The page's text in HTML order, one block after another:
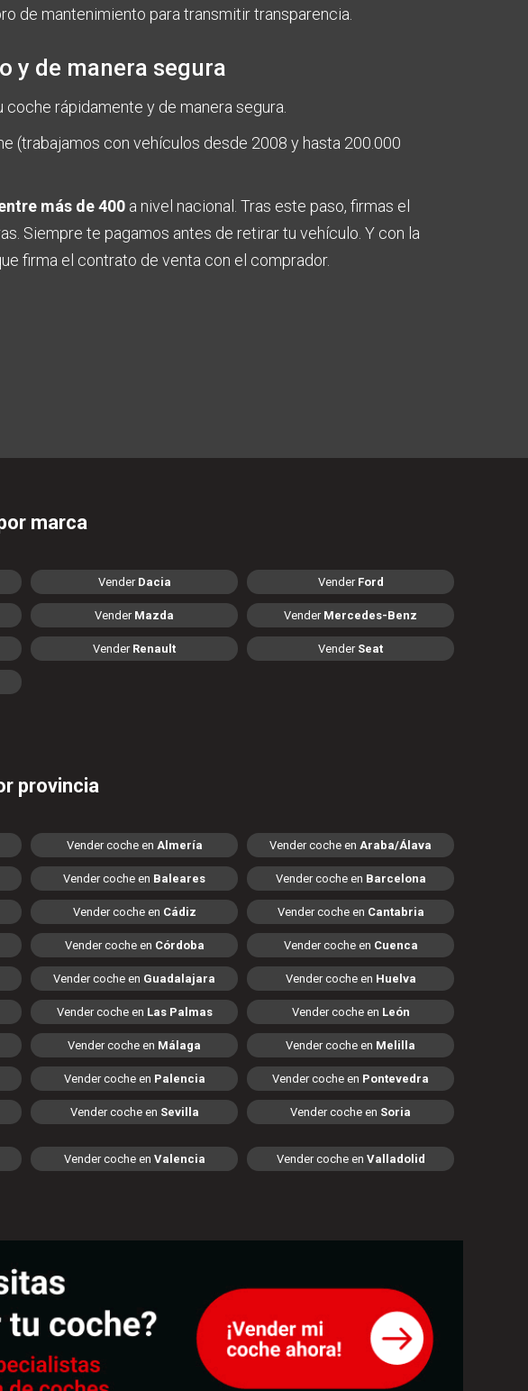
de mantenimiento para transmitir transparencia.
y de manera segura
rápidamente y de manera segura.
(trabajamos con vehículos desde 2008 y hasta 200.000
más de 400 a nivel nacional. Tras este paso, firmas el
Siempre te pagamos antes de retirar tu vehículo. Y con la
firma el contrato de venta con el comprador.
marca
Vender Dacia Vender Ford
Vender Mazda Vender Mercedes-Benz
Vender Renault Vender Seat
provincia
Vender coche en Almería Vender coche en Araba/Álava
Vender coche en Baleares Vender coche en Barcelona
Vender coche en Cádiz Vender coche en Cantabria
Vender coche en Córdoba Vender coche en Cuenca
Vender coche en Guadalajara Vender coche en Huelva
Vender coche en Las Palmas Vender coche en León
Vender coche en Málaga Vender coche en Melilla
Vender coche en Palencia Vender coche en Pontevedra
Vender coche en Sevilla Vender coche en Soria
Vender coche en Valencia Vender coche en Valladolid